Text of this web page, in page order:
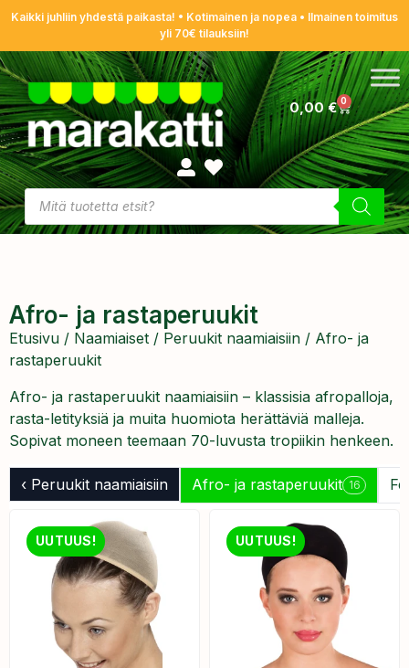
Kaikki juhliin yhdestä paikasta! • Kotimainen ja nopea • Ilmainen toimitus
yli 70€ tilauksiin!
0,00€ 0
Afro- ja rastaperuukit
Etusivu / Naamiaiset / Peruukit naamiaisiin / Afro- ja
rastaperuukit
Afro- ja rastaperuukit naamiaisiin – klassisia afropalloja,
rasta-letityksiä ja muita huomiota herättäviä malleja.
Sopivat moneen teemaan 70-luvusta tropiikin henkeen.
‹ Peruukit naamiaisiin Afro- ja rastaperuukit 16
UUTUUS! UUTUUS!